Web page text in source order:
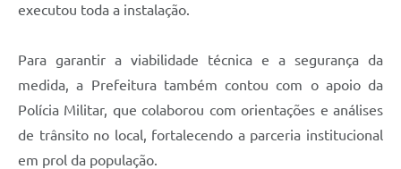
executou toda a instalação.
Para garantir a viabilidade técnica e a segurança da
medida, a Prefeitura também contou com o apoio da
Polícia Militar, que colaborou com orientações e análises
de trânsito no local, fortalecendo a parceria institucional
em prol da população.